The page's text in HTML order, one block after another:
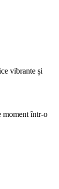
vibrante și
moment într-o